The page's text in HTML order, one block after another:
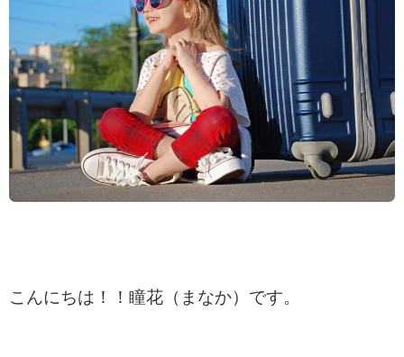
こんにちは！！瞳花（まなか）です。